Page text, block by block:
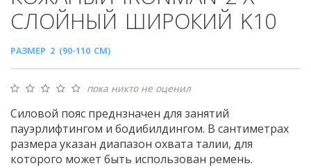
СЛОЙНЫЙ ШИРОКИЙ K10
РАЗМЕР 2 (90-110 СМ)
пока никто не оценил
Силовой пояс преднзначен для занятий
пауэрлифтингом и бодибилдингом. В сантиметрах
размера указан диапазон охвата талии, для
которого может быть использован ремень.